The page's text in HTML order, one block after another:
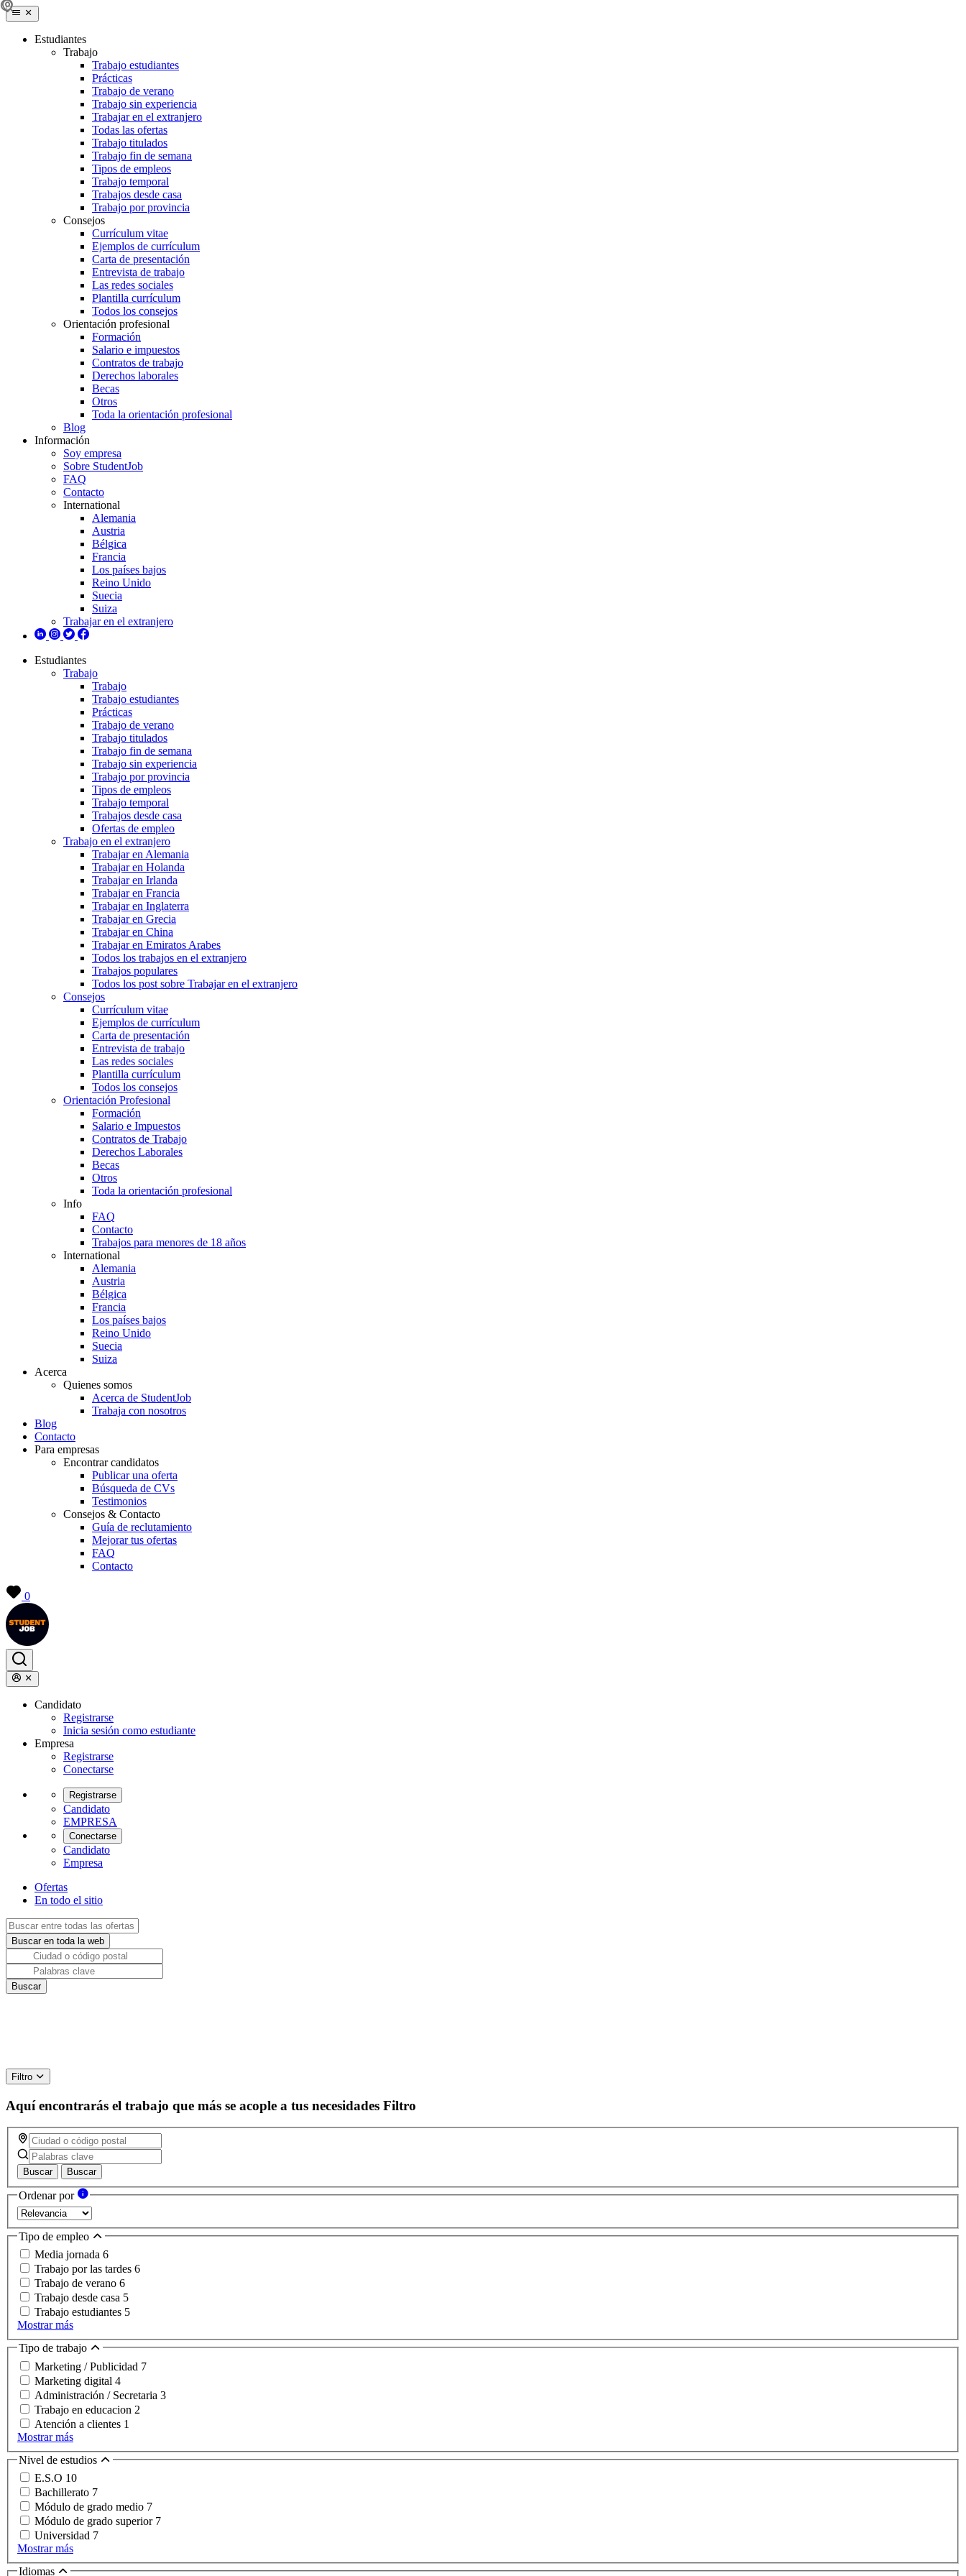
Estudiantes
Trabajo
Trabajo estudiantes
Prácticas
Trabajo de verano
Trabajo sin experiencia
Trabajar en el extranjero
Todas las ofertas
Trabajo titulados
Trabajo fin de semana
Tipos de empleos
Trabajo temporal
Trabajos desde casa
Trabajo por provincia
Consejos
Currículum vitae
Ejemplos de currículum
Carta de presentación
Entrevista de trabajo
Las redes sociales
Plantilla currículum
Todos los consejos
Orientación profesional
Formación
Salario e impuestos
Contratos de trabajo
Derechos laborales
Becas
Otros
Toda la orientación profesional
Blog
Información
Soy empresa
Sobre StudentJob
FAQ
Contacto
International
Alemania
Austria
Bélgica
Francia
Los países bajos
Reino Unido
Suecia
Suiza
Trabajar en el extranjero
Estudiantes
Trabajo
Trabajo
Trabajo estudiantes
Prácticas
Trabajo de verano
Trabajo titulados
Trabajo fin de semana
Trabajo sin experiencia
Trabajo por provincia
Tipos de empleos
Trabajo temporal
Trabajos desde casa
Ofertas de empleo
Trabajo en el extranjero
Trabajar en Alemania
Trabajar en Holanda
Trabajar en Irlanda
Trabajar en Francia
Trabajar en Inglaterra
Trabajar en Grecia
Trabajar en China
Trabajar en Emiratos Arabes
Todos los trabajos en el extranjero
Trabajos populares
Todos los post sobre Trabajar en el extranjero
Consejos
Currículum vitae
Ejemplos de currículum
Carta de presentación
Entrevista de trabajo
Las redes sociales
Plantilla currículum
Todos los consejos
Orientación Profesional
Formación
Salario e Impuestos
Contratos de Trabajo
Derechos Laborales
Becas
Otros
Toda la orientación profesional
Info
FAQ
Contacto
Trabajos para menores de 18 años
International
Alemania
Austria
Bélgica
Francia
Los países bajos
Reino Unido
Suecia
Suiza
Acerca
Quienes somos
Acerca de StudentJob
Trabaja con nosotros
Blog
Contacto
Para empresas
Encontrar candidatos
Publicar una oferta
Búsqueda de CVs
Testimonios
Consejos & Contacto
Guía de reclutamiento
Mejorar tus ofertas
FAQ
Contacto
0
Candidato
Registrarse
Inicia sesión como estudiante
Empresa
Registrarse
Conectarse
Registrarse
Candidato
EMPRESA
Conectarse
Candidato
Empresa
Ofertas
En todo el sitio
Filtro
Aquí encontrarás el trabajo que más se acople a tus necesidades Filtro
Buscar Buscar
Ordenar por
Tipo de empleo
Media jornada 6
Trabajo por las tardes 6
Trabajo de verano 6
Trabajo desde casa 5
Trabajo estudiantes 5
Mostrar más
Tipo de trabajo
Marketing / Publicidad 7
Marketing digital 4
Administración / Secretaria 3
Trabajo en educacion 2
Atención a clientes 1
Mostrar más
Nivel de estudios
E.S.O 10
Bachillerato 7
Módulo de grado medio 7
Módulo de grado superior 7
Universidad 7
Mostrar más
Idiomas